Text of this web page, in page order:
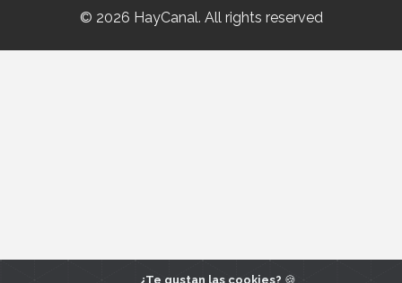
© 2026 HayCanal. All rights reserved
¿Te gustan las cookies? 🍪